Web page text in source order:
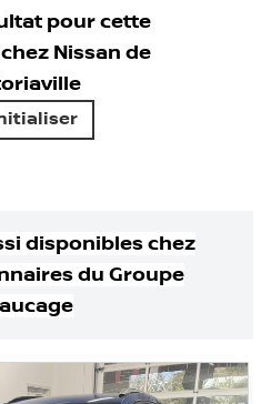
pour cette
Nissan de
disponibles chez
du Groupe